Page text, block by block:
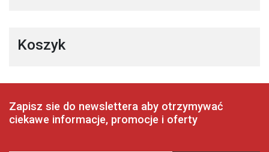
Koszyk
Zapisz sie do newslettera aby otrzymywać
ciekawe informacje, promocje i oferty